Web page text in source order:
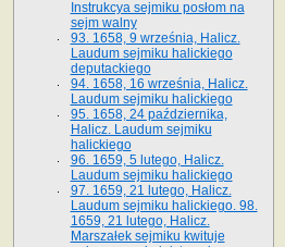
Instrukcya sejmiku posłom na
sejm walny
93. 1658, 9 września, Halicz.
Laudum sejmiku halickiego
deputackiego
94. 1658, 16 września, Halicz.
Laudum sejmiku halickiego
95. 1658, 24 października,
Halicz. Laudum sejmiku
halickiego
96. 1659, 5 lutego, Halicz.
Laudum sejmiku halickiego
97. 1659, 21 lutego, Halicz.
Laudum sejmiku halickiego. 98.
1659, 21 lutego, Halicz.
Marszałek sejmiku kwituje